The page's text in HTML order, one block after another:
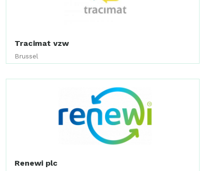
Tracimat vzw
Brussel
Renewi plc